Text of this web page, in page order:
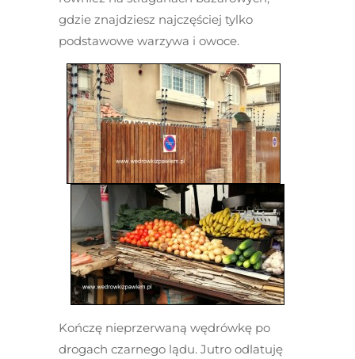
gdzie znajdziesz najczęściej tylko
podstawowe warzywa i owoce.
Kończę nieprzerwaną wędrówkę po
drogach czarnego lądu. Jutro odlatuję